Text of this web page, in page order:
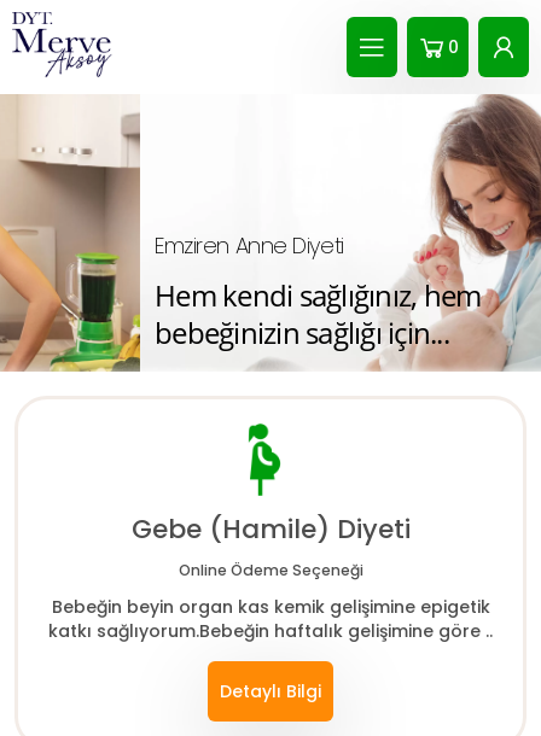
0
Emziren Anne Diyeti
Hem kendi sağlığınız, hem
bebeğinizin sağlığı için...
gelişimi sağlanır ve bebeğe zarar verecek
besinlere dikkat edilir.Anne sütü az ise
artırma olasılığı yükselir. Sütünüz azalmadan
Gebe (Hamile) Diyeti
Online Ödeme Seçeneği
Bebeğin beyin organ kas kemik gelişimine epigetik
katkı sağlıyorum.Bebeğin haftalık gelişimine göre ..
Detaylı Bilgi